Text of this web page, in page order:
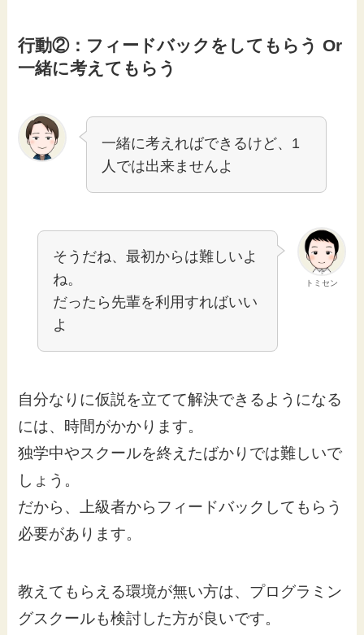
行動②：フィードバックをしてもらう Or
一緒に考えてもらう
一緒に考えればできるけど、1
人では出来ませんよ
トミセン
そうだね、最初からは難しいよ
ね。
だったら先輩を利用すればいい
よ
自分なりに仮説を立てて解決できるようになる
には、時間がかかります。
独学中やスクールを終えたばかりでは難しいで
しょう。
だから、上級者からフィードバックしてもらう
必要があります。
教えてもらえる環境が無い方は、プログラミン
グスクールも検討した方が良いです。